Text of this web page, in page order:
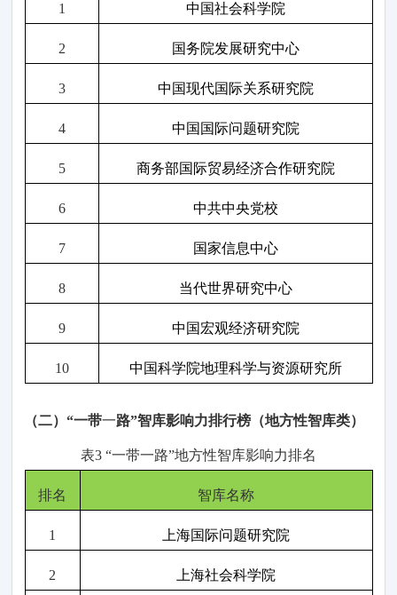
1 中国社会科学院
2 国务院发展研究中心
3 中国现代国际关系研究院
4 中国国际问题研究院
5 商务部国际贸易经济合作研究院
6 中共中央党校
7 国家信息中心
8 当代世界研究中心
9 中国宏观经济研究院
10 中国科学院地理科学与资源研究所
（二）“一带一路”智库影响力排行榜（地方性智库类）
表3 “一带一路”地方性智库影响力排名
排名 智库名称
1 上海国际问题研究院
2 上海社会科学院